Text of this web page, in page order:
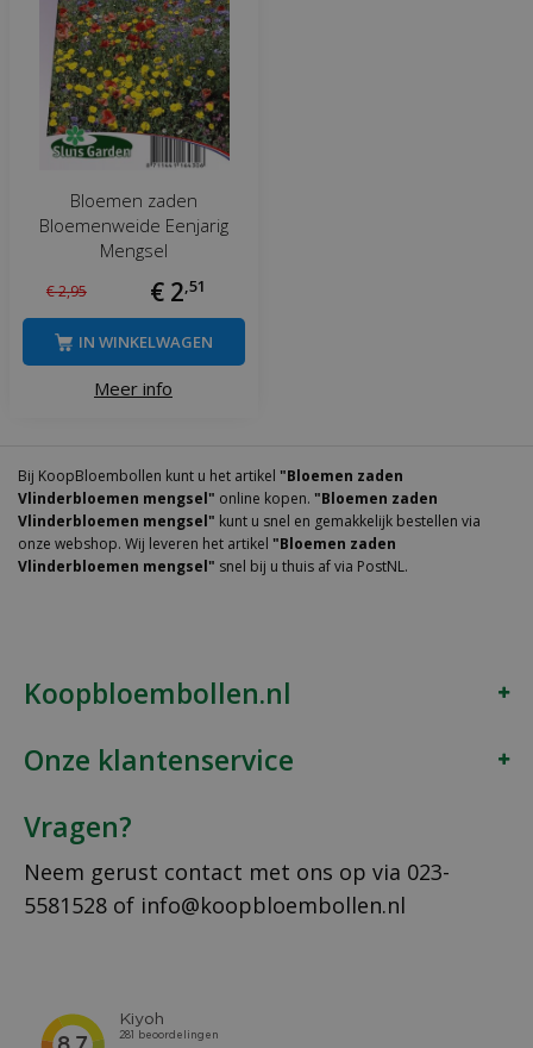
Bloemen zaden
Bloemenweide Eenjarig
Mengsel
€2,95 € 2,51
Meer info
IN WINKELWAGEN
Bij KoopBloembollen kunt u het artikel "Bloemen zaden
Vlinderbloemen mengsel" online kopen. "Bloemen zaden
Vlinderbloemen mengsel" kunt u snel en gemakkelijk bestellen via
onze webshop. Wij leveren het artikel "Bloemen zaden
Vlinderbloemen mengsel" snel bij u thuis af via PostNL.
Koopbloembollen.nl
Onze klantenservice
Vragen?
Neem gerust contact met ons op via 023-
5581528 of info@koopbloembollen.nl